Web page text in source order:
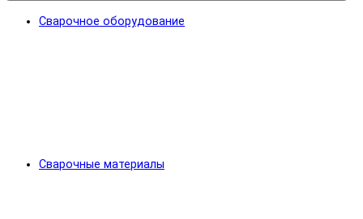
Сварочное оборудование
Сварочные материалы